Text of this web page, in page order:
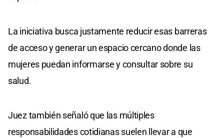
La iniciativa busca justamente reducir esas barreras
de acceso y generar un espacio cercano donde las
mujeres puedan informarse y consultar sobre su
salud.
Juez también señaló que las múltiples
responsabilidades cotidianas suelen llevar a que